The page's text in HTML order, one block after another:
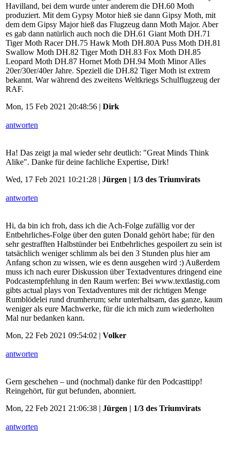
Havilland, bei dem wurde unter anderem die DH.60 Moth
produziert. Mit dem Gypsy Motor hieß sie dann Gipsy Moth, mit
dem dem Gipsy Major hieß das Flugzeug dann Moth Major. Aber
es gab dann natürlich auch noch die DH.61 Giant Moth DH.71
Tiger Moth Racer DH.75 Hawk Moth DH.80A Puss Moth DH.81
Swallow Moth DH.82 Tiger Moth DH.83 Fox Moth DH.85
Leopard Moth DH.87 Hornet Moth DH.94 Moth Minor Alles
20er/30er/40er Jahre. Speziell die DH.82 Tiger Moth ist extrem
bekannt. War während des zweitens Weltkriegs Schulflugzeug der
RAF.
Mon, 15 Feb 2021 20:48:56 | Dirk
antworten
Ha! Das zeigt ja mal wieder sehr deutlich: "Great Minds Think
Alike". Danke für deine fachliche Expertise, Dirk!
Wed, 17 Feb 2021 10:21:28 | Jürgen | 1/3 des Triumvirats
antworten
Hi, da bin ich froh, dass ich die Ach-Folge zufällig vor der
Entbehrliches-Folge über den guten Donald gehört habe; für den
sehr gestrafften Halbstünder bei Entbehrliches gespoilert zu sein ist
tatsächlich weniger schlimm als bei den 3 Stunden plus hier am
Anfang schon zu wissen, wie es denn ausgehen wird :) Außerdem
muss ich nach eurer Diskussion über Textadventures dringend eine
Podcastempfehlung in den Raum werfen: Bei www.textlastig.com
gibts actual plays von Textadventures mit der richtigen Menge
Rumblödelei rund drumherum; sehr unterhaltsam, das ganze, kaum
weniger als eure Machwerke, für die ich mich zum wiederholten
Mal nur bedanken kann.
Mon, 22 Feb 2021 09:54:02 | Volker
antworten
Gern geschehen – und (nochmal) danke für den Podcasttipp!
Reingehört, für gut befunden, abonniert.
Mon, 22 Feb 2021 21:06:38 | Jürgen | 1/3 des Triumvirats
antworten